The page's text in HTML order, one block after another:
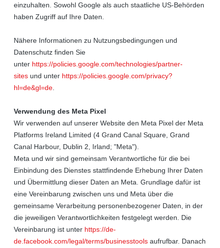
einzuhalten. Sowohl Google als auch staatliche US-Behörden
haben Zugriff auf Ihre Daten.
Nähere Informationen zu Nutzungsbedingungen und
Datenschutz finden Sie
unter https://policies.google.com/technologies/partner-
sites und unter https://policies.google.com/privacy?
hl=de&gl=de
Verwendung des Meta Pixel
Wir verwenden auf unserer Website den Meta Pixel der Meta
Platforms Ireland Limited (4 Grand Canal Square, Grand
Canal Harbour, Dublin 2, Irland; "Meta").
Meta und wir sind gemeinsam Verantwortliche für die bei
Einbindung des Dienstes stattfindende Erhebung Ihrer Daten
und Übermittlung dieser Daten an Meta. Grundlage dafür ist
eine Vereinbarung zwischen uns und Meta über die
gemeinsame Verarbeitung personenbezogener Daten, in der
die jeweiligen Verantwortlichkeiten festgelegt werden. Die
Vereinbarung ist unter https://de-
de.facebook.com/legal/terms/businesstools aufrufbar. Danach